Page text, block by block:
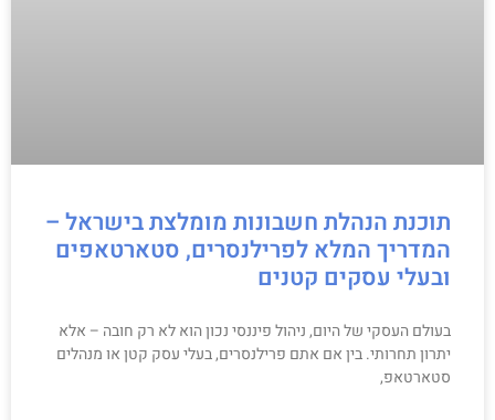
תוכנת הנהלת חשבונות מומלצת בישראל –
המדריך המלא לפרילנסרים, סטארטאפים
ובעלי עסקים קטנים
בעולם העסקי של היום, ניהול פיננסי נכון הוא לא רק חובה – אלא
יתרון תחרותי. בין אם אתם פרילנסרים, בעלי עסק קטן או מנהלים
סטארטאפ,